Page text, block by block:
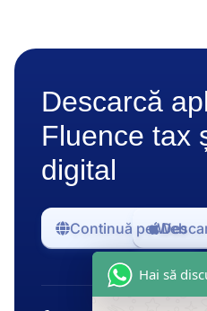
Descarcă
Fluence tax
digital
Continuă pe Web
Hai să